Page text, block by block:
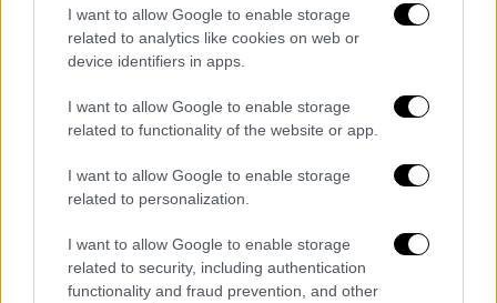
I want to allow Google to enable storage
related to analytics like cookies on web or
device identifiers in apps.
I want to allow Google to enable storage
related to functionality of the website or app.
I want to allow Google to enable storage
related to personalization.
I want to allow Google to enable storage
related to security, including authentication
functionality and fraud prevention, and other
Το βίντεο του Monokrooso